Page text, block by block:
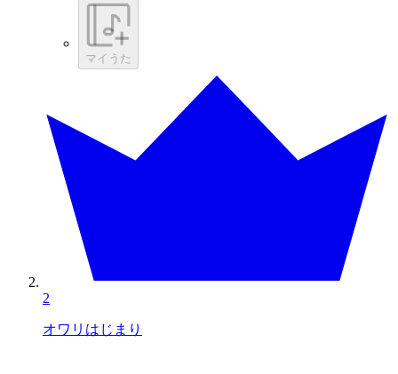
マイうた
2
オワリはじまり